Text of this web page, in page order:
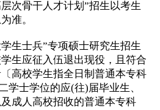
骨干人才计划”招生以考生
准。
士兵”专项硕士研究生招生
生应征入伍退出现役，且符合
高校学生指全日制普通本专科
学士学位的应(往)届毕业生、
成人高校招收的普通本专科